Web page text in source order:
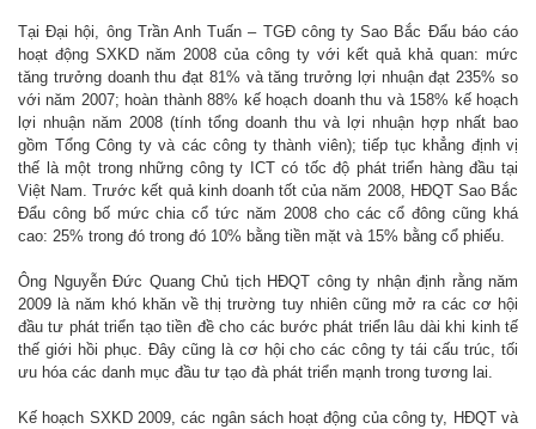
Tại Đại hội, ông Trần Anh Tuấn – TGĐ công ty Sao Bắc Đẩu báo cáo
hoạt động SXKD năm 2008 của công ty với kết quả khả quan: mức
tăng trưởng doanh thu đạt 81% và tăng trưởng lợi nhuận đạt 235% so
với năm 2007; hoàn thành 88% kế hoạch doanh thu và 158% kế hoạch
lợi nhuận năm 2008 (tính tổng doanh thu và lợi nhuận hợp nhất bao
gồm Tổng Công ty và các công ty thành viên); tiếp tục khẳng định vị
thế là một trong những công ty ICT có tốc độ phát triển hàng đầu tại
Việt Nam. Trước kết quả kinh doanh tốt của năm 2008, HĐQT Sao Bắc
Đẩu công bố mức chia cổ tức năm 2008 cho các cổ đông cũng khá
cao: 25% trong đó trong đó 10% bằng tiền mặt và 15% bằng cổ phiếu.
Ông Nguyễn Đức Quang Chủ tịch HĐQT công ty nhận định rằng năm
2009 là năm khó khăn về thị trường tuy nhiên cũng mở ra các cơ hội
đầu tư phát triển tạo tiền đề cho các bước phát triển lâu dài khi kinh tế
thế giới hồi phục. Đây cũng là cơ hội cho các công ty tái cấu trúc, tối
ưu hóa các danh mục đầu tư tạo đà phát triển mạnh trong tương lai.
Kế hoạch SXKD 2009, các ngân sách hoạt động của công ty, HĐQT và